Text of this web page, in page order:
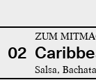
02
ZUM
Salsa,